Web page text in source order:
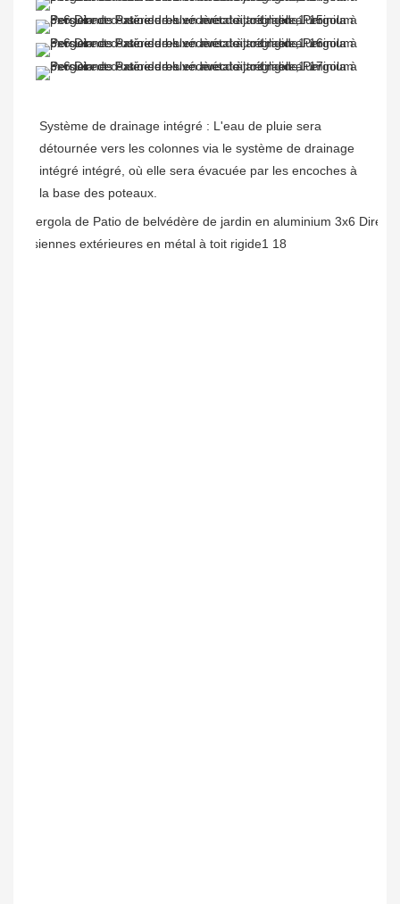
Système de drainage intégré : L'eau de pluie sera
détournée vers les colonnes via le système de drainage
intégré intégré, où elle sera évacuée par les encoches à